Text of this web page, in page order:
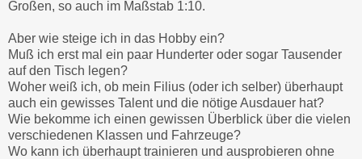
Großen, so auch im Maßstab 1:10.
Aber wie steige ich in das Hobby ein?
Muß ich erst mal ein paar Hunderter oder sogar Tausender
auf den Tisch legen?
Woher weiß ich, ob mein Filius (oder ich selber) überhaupt
auch ein gewisses Talent und die nötige Ausdauer hat?
Wie bekomme ich einen gewissen Überblick über die vielen
verschiedenen Klassen und Fahrzeuge?
Wo kann ich überhaupt trainieren und ausprobieren ohne